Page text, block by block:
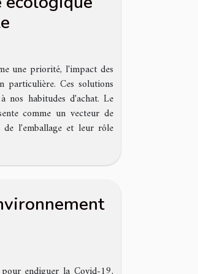
une priorité, l'impact des
particulière. Ces solutions
nos habitudes d'achat. Le
comme un vecteur de
de l'emballage et leur rôle